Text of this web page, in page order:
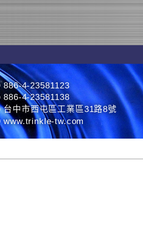
886-4-23581123
886-4-23581138
台中市西屯區工業區31路8號
www.trinkle-tw.com